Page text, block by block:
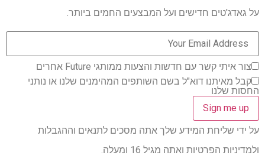
על גאדג'טים חדישים ועל המבצעים החמים ביותר.
צור איתי קשר עם חדשות והצעות ממותגי Future אחרים
קבל מאיתנו דוא"ל בשם השותפים המהימנים שלנו או נותני
החסות שלנו
על ידי שליחת המידע שלך אתה מסכים לתנאים וההגבלות
ולמדיניות הפרטיות ואתה מגיל 16 ומעלה.